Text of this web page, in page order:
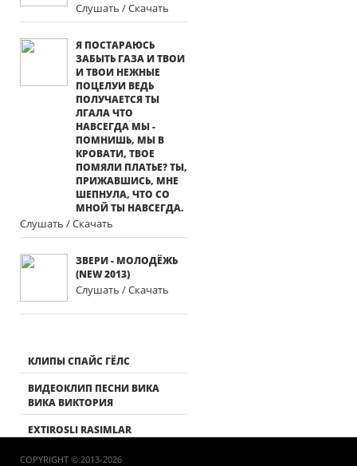
Слушать / Скачать
Я ПОСТАРАЮСЬ
ЗАБЫТЬ ГАЗА И ТВОИ
И ТВОИ НЕЖНЫЕ
ПОЦЕЛУИ ВЕДЬ
ПОЛУЧАЕТСЯ ТЫ
ЛГАЛА ЧТО
НАВСЕГДА МЫ -
ПОМНИШЬ, МЫ В
КРОВАТИ, ТВОЕ
ПОМЯЛИ ПЛАТЬЕ? ТЫ,
ПРИЖАВШИСЬ, МНЕ
ШЕПНУЛА, ЧТО СО
МНОЙ ТЫ НАВСЕГДА.
Слушать / Скачать
ЗВЕРИ - МОЛОДЁЖЬ
(NEW 2013)
Слушать / Скачать
КЛИПЫ СПАЙС ГЁЛС
ВИДЕОКЛИП ПЕСНИ ВИКА
ВИКА ВИКТОРИЯ
EXTIROSLI RASIMLAR
COPYRIGHT © 2013-2026